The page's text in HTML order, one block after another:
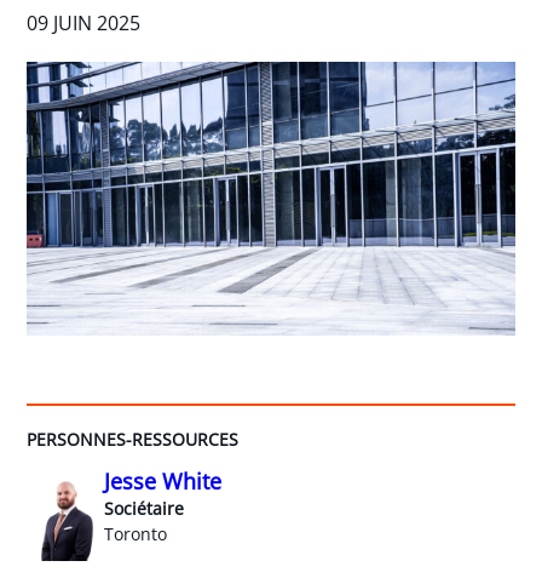
09 JUIN 2025
PERSONNES-RESSOURCES
Jesse White
Sociétaire
Toronto